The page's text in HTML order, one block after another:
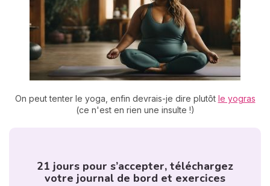
On peut tenter le yoga, enfin devrais-je dire plutôt le yogras
(ce n'est en rien une insulte !)
21 jours pour s’accepter, téléchargez
votre journal de bord et exercices